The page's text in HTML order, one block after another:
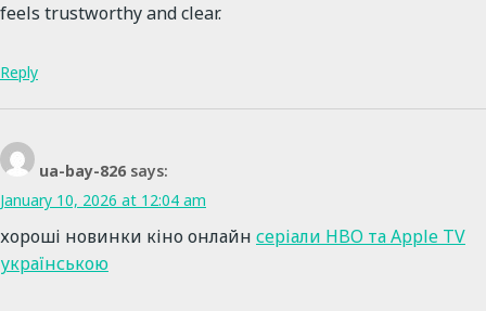
feels trustworthy and clear.
Reply
ua-bay-826 says:
January 10, 2026 at 12:04 am
хороші новинки кіно онлайн серіали HBO та Apple TV
українською